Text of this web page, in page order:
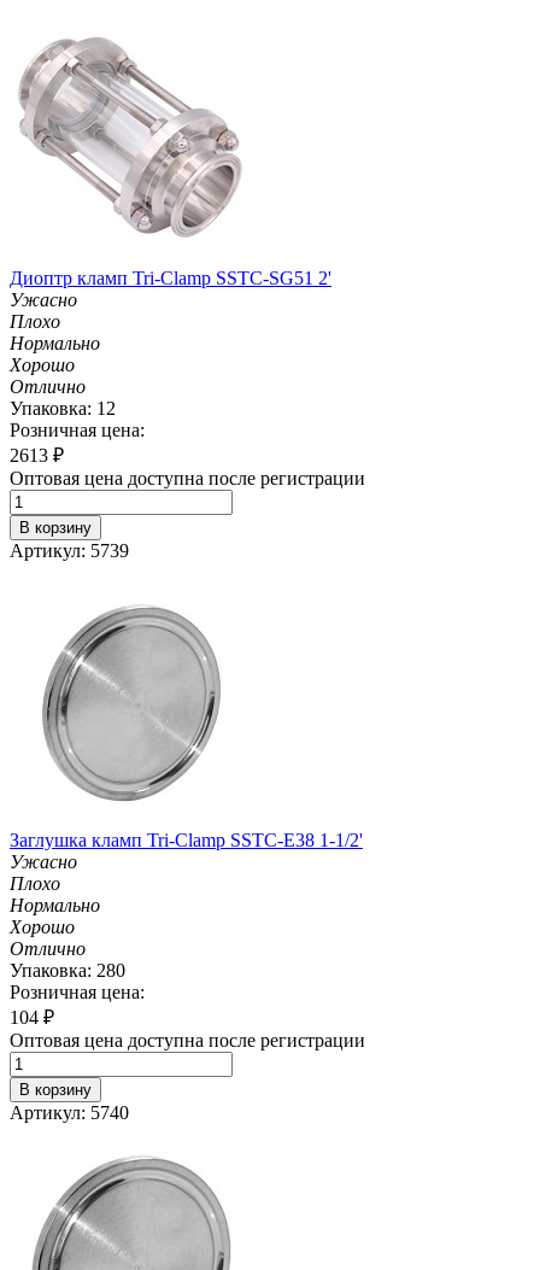
Диоптр кламп Tri-Clamp SSTC-SG51 2'
Ужасно
Плохо
Нормально
Хорошо
Отлично
Упаковка: 12
Розничная цена:
2613 ₽
Оптовая цена доступна после регистрации
В корзину
Артикул: 5739
Заглушка кламп Tri-Clamp SSTC-Е38 1-1/2'
Ужасно
Плохо
Нормально
Хорошо
Отлично
Упаковка: 280
Розничная цена:
104 ₽
Оптовая цена доступна после регистрации
В корзину
Артикул: 5740